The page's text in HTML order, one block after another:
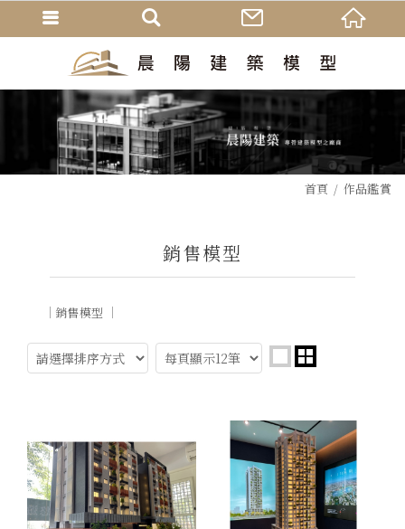
首頁 作品鑑賞
銷售模型
銷售模型